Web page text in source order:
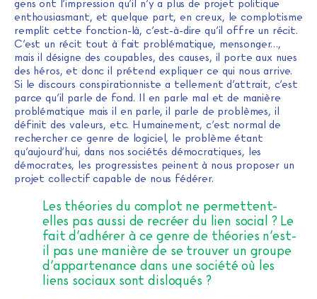
gens ont l’impression qu’il n’y a plus de projet politique
enthousiasmant, et quelque part, en creux, le complotisme
remplit cette fonction-là, c’est-à-dire qu’il offre un récit.
C’est un récit tout à fait problématique, mensonger…,
mais il désigne des coupables, des causes, il porte aux nues
des héros, et donc il prétend expliquer ce qui nous arrive.
Si le discours conspirationniste a tellement d’attrait, c’est
parce qu’il parle de fond. Il en parle mal et de manière
problématique mais il en parle, il parle de problèmes, il
définit des valeurs, etc. Humainement, c’est normal de
rechercher ce genre de logiciel, le problème étant
qu’aujourd’hui, dans nos sociétés démocratiques, les
démocrates, les progressistes peinent à nous proposer un
projet collectif capable de nous fédérer.
Les théories du complot ne permettent-
elles pas aussi de recréer du lien social ? Le
fait d’adhérer à ce genre de théories n’est-
il pas une manière de se trouver un groupe
d’appartenance dans une société où les
liens sociaux sont disloqués ?